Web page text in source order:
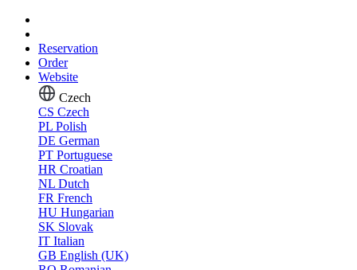
Reservation
Order
Website
Czech
CS Czech
PL Polish
DE German
PT Portuguese
HR Croatian
NL Dutch
FR French
HU Hungarian
SK Slovak
IT Italian
GB English (UK)